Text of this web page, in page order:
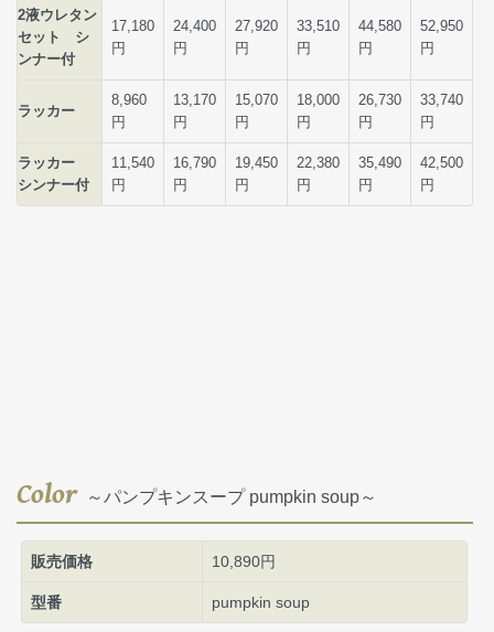
Color～パンプキンスープ pumpkin soup～
販売価格 10,890円
型番 pumpkin soup